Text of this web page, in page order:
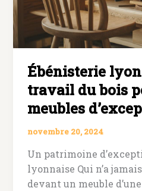
Ébénisterie lyon
travail du bois
meubles
novembre 20, 2024
Un patrimoine
lyonnaise Qui n’a
devant un meuble